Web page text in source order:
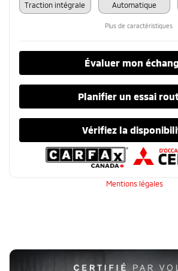
Traction intégrale Automatique
Plus de caractéristiques
Évaluer mon
Planifier un essai
Vérifiez la
Mentions légales